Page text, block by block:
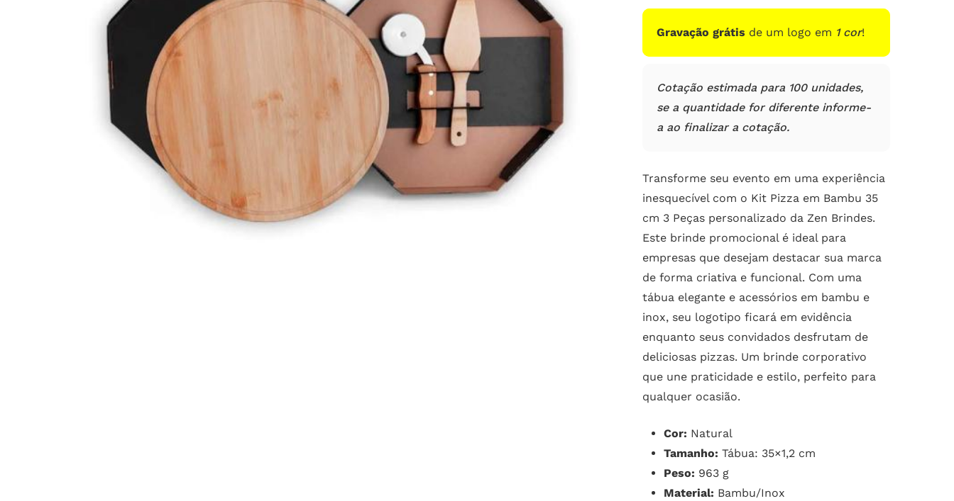
Gravação grátis de um logo em 1 cor!
Cotação estimada para 100 unidades,
se a quantidade for diferente informe-
a ao finalizar a cotação.
Transforme seu evento em uma experiência
inesquecível com o Kit Pizza em Bambu 35
cm 3 Peças personalizado da Zen Brindes.
Este brinde promocional é ideal para
empresas que desejam destacar sua marca
de forma criativa e funcional. Com uma
tábua elegante e acessórios em bambu e
inox, seu logotipo ficará em evidência
enquanto seus convidados desfrutam de
deliciosas pizzas. Um brinde corporativo
que une praticidade e estilo, perfeito para
qualquer ocasião.
Cor: Natural
Tamanho: Tábua: 35×1,2 cm
Peso: 963 g
Material: Bambu/Inox